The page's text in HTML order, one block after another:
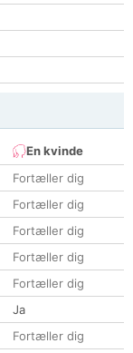
En kvinde
Fortæller dig
Fortæller dig
Fortæller dig
Fortæller dig
Fortæller dig
Ja
Fortæller dig